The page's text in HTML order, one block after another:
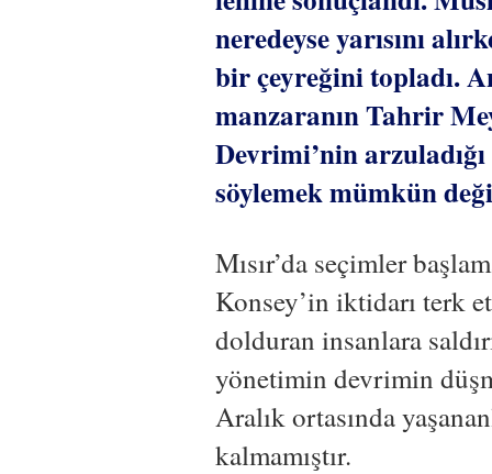
neredeyse yarısını
bir çeyreğini topladı.
manzaranın Tahrir
Devrimi’nin
söylemek mümkün
Mısır’da seçimler
Konsey’in iktidarı terk
dolduran insanlara
yönetimin devrimin
Aralık ortasında
kalmamıştır.